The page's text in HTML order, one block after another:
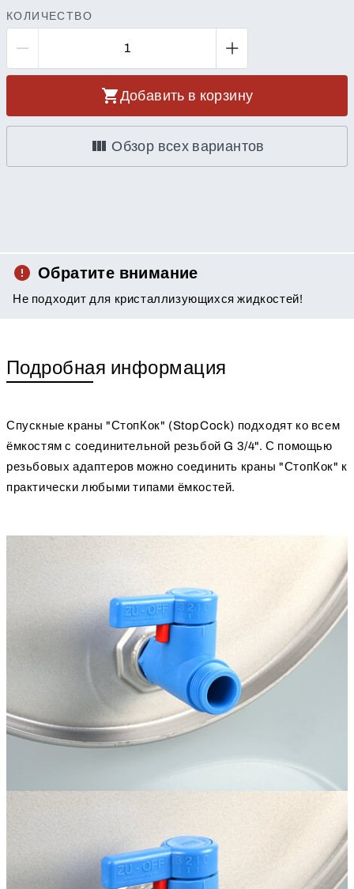
КОЛИЧЕСТВО
Добавить в корзину
Обзор всех вариантов
Обратите внимание
Не подходит для кристаллизующихся жидкостей!
Подробная информация
Спускные краны "СтопКок" (StopCock) подходят ко всем
ёмкостям с соединительной резьбой G 3/4". С помощью
резьбовых адаптеров можно соединить краны "СтопКок" к
практически любыми типами ёмкостей.